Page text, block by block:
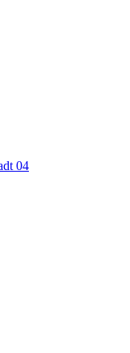
04